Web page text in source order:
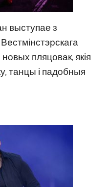
выступае з
пляцовак, якія
танцы і падобныя